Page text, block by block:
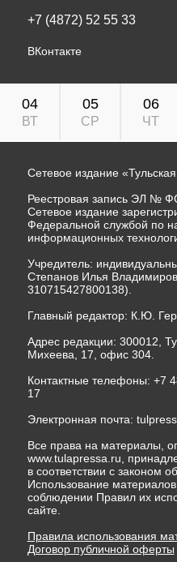
+7 (4872) 52 55 33
ВКонтакте
04
ВТ
05
СР
06
ЧТ
Сетевое издание
Реестровая запись ЭЛ №
Сетевое издание
Федеральной службой по
информационных
Учредитель:
Степанов Илья
310715427800138).
Главный редактор: К.Ю.
Адрес редакции: 300012,
Михеева, 17, офис 304.
Контактные телефоны: +7
17
Электронная почта:
Все права на материалы,
www.tulapressa.ru,
в соответствии с законом
Использование
соблюдении Правил их
сайте.
Правила использования
Договор публичной оферты